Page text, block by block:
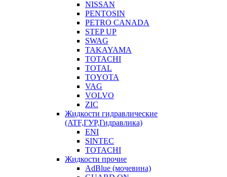
NISSAN
PENTOSIN
PETRO CANADA
STEP UP
SWAG
TAKAYAMA
TOTACHI
TOTAL
TOYOTA
VAG
VOLVO
ZIC
Жидкости гидравлические
(ATF,ГУР,Гидравлика)
ENI
SINTEC
TOTACHI
Жидкости прочие
AdBlue (мочевина)